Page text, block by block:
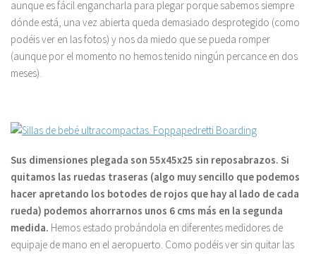
aunque es fácil engancharla para plegar porque sabemos siempre
dónde está, una vez abierta queda demasiado desprotegido (como
podéis ver en las fotos) y nos da miedo que se pueda romper
(aunque por el momento no hemos tenido ningún percance en dos
meses).
Sus dimensiones plegada son 55x45x25 sin reposabrazos. Si
quitamos las ruedas traseras (algo muy sencillo que podemos
hacer apretando los botodes de rojos que hay al lado de cada
rueda) podemos ahorrarnos unos 6 cms más en la segunda
medida. Hemos estado probándola en diferentes medidores de
equipaje de mano en el aeropuerto. Como podéis ver sin quitar las